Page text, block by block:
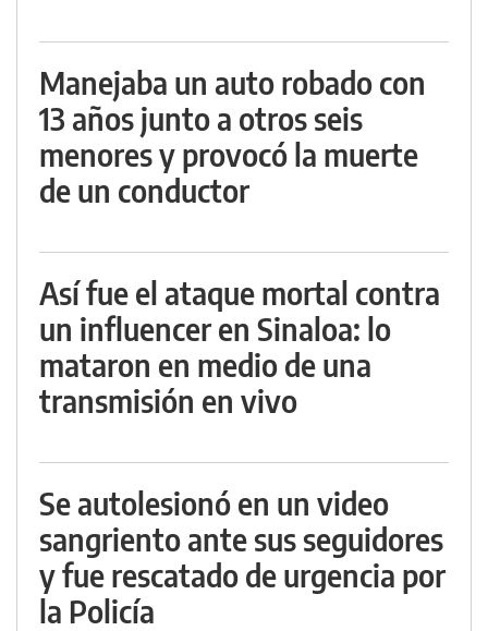
Manejaba un auto robado con
13 años junto a otros seis
menores y provocó la muerte
de un conductor
Así fue el ataque mortal contra
un influencer en Sinaloa: lo
mataron en medio de una
transmisión en vivo
Se autolesionó en un video
sangriento ante sus seguidores
y fue rescatado de urgencia por
la Policía